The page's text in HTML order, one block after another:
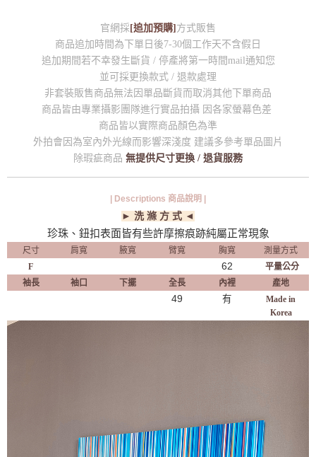
官網採 [追加預購] 方式販售
商品追加時間為下單日後7-30個工作天不含假日
追加期間若不幸發生斷貨 / 停產將第一時間mail通知您
並可採更換款式 / 退款處理
非套裝販售商品無法因單品斷貨而取消其他下單商品
商品皆由專業攝影團隊進行實品拍攝 因各家螢幕色差
商品皆以實際商品顏色為準
外拍會因為室內外光線而影響深淺度 建議多參考單品圖片
除瑕疵商品 無提供尺寸更換 / 退貨服務
| Descriptions 商品說明 |
► 洗 滌 方 式 ◄
珍珠、鈕扣表面皆有些許摩擦痕跡純屬正常現象
尺寸 肩寬 腋寬 臂寬 胸寬
測量方式
F
62
平量公分
袖長
袖口 下擺 全長 內裡 產地
49 有
Made in
Korea